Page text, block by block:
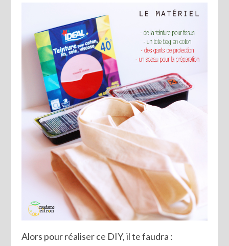
Alors pour réaliser ce DIY, il te faudra :